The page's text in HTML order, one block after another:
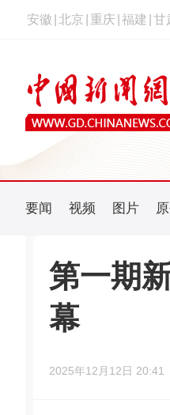
安徽 北京 重庆 福建 甘
要闻 视频 图片
第一期
幕
2025年12月12日 20:41